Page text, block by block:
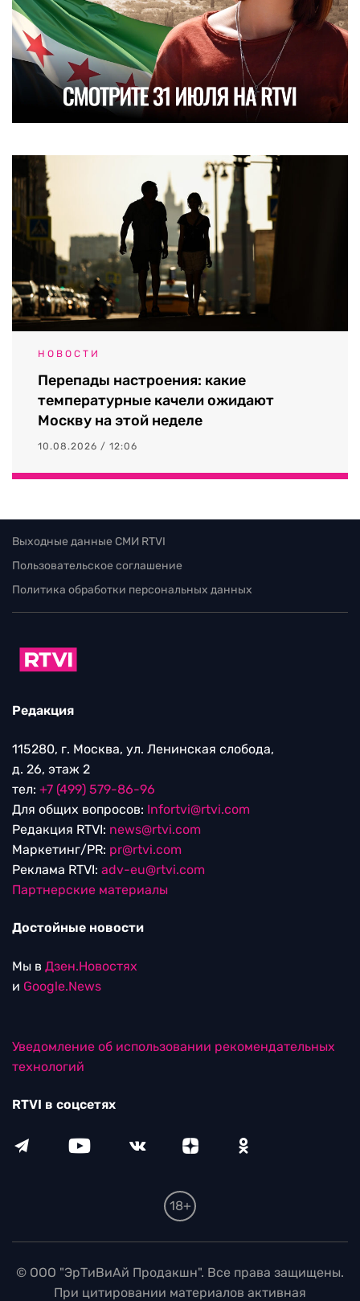
НОВОСТИ
Перепады настроения: какие
температурные качели ожидают
Москву на этой неделе
10.08.2026 / 12:06
Выходные данные СМИ RTVI
Пользовательское соглашение
Политика обработки персональных данных
Редакция
115280, г. Москва, ул. Ленинская слобода,
д. 26, этаж 2
тел: +7 (499) 579-86-96
Для общих вопросов: Infortvi@rtvi.com
Редакция RTVI: news@rtvi.com
Маркетинг/PR: pr@rtvi.com
Реклама RTVI: adv-eu@rtvi.com
Партнерские материалы
Достойные новости
Мы в Дзен.Новостях
и Google.News
Уведомление об использовании рекомендательных
технологий
RTVI в соцсетях
18+
© ООО "ЭрТиВиАй Продакшн". Все права защищены.
При цитировании материалов активная